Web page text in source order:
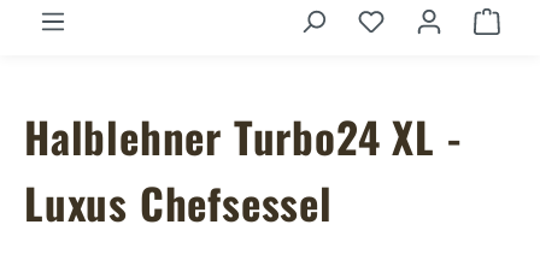
Du hast 0
Halblehner Turbo24 XL -
Luxus Chefsessel